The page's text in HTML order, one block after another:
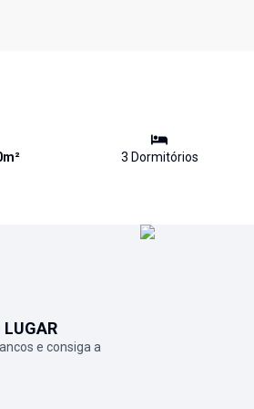
m² 3 Dormitórios
e consiga a